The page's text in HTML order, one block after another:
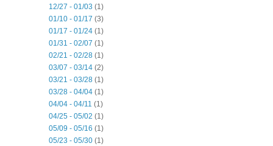
12/27 - 01/03 (1)
01/10 - 01/17 (3)
01/17 - 01/24 (1)
01/31 - 02/07 (1)
02/21 - 02/28 (1)
03/07 - 03/14 (2)
03/21 - 03/28 (1)
03/28 - 04/04 (1)
04/04 - 04/11 (1)
04/25 - 05/02 (1)
05/09 - 05/16 (1)
05/23 - 05/30 (1)